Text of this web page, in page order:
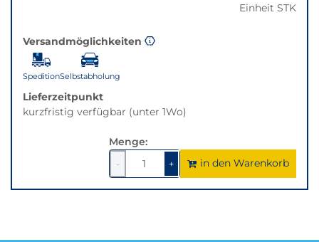
gewünschten
Variante.
Einheit STK
Versandmöglichkeiten
SpeditionSelbstabholung
Lieferzeitpunkt
kurzfristig verfügbar (unter 1Wo)
Menge:
-
1
verringern
+1um
1
erhöhen
in den Warenkorb